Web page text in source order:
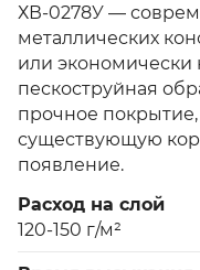
ХВ-0278У —
металлических
или экономически
пескоструйная
прочное покрытие,
существующую
появление.
Расход на слой
120-150 г/м²